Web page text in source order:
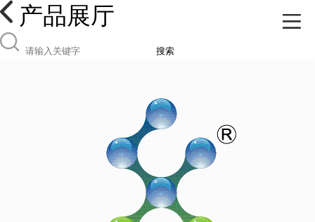
产品展厅
搜索